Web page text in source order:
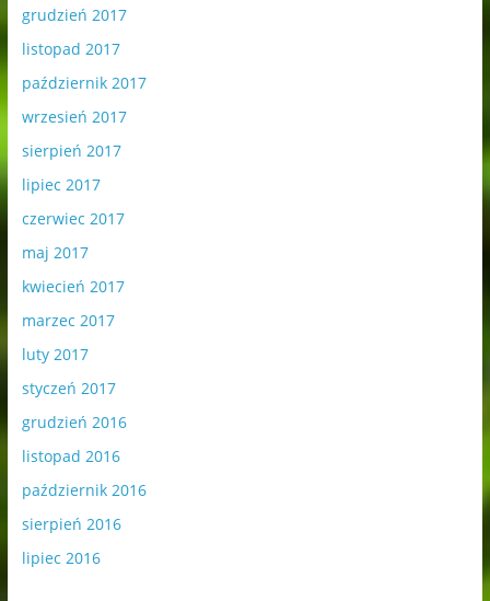
grudzień 2017
listopad 2017
październik 2017
wrzesień 2017
sierpień 2017
lipiec 2017
czerwiec 2017
maj 2017
kwiecień 2017
marzec 2017
luty 2017
styczeń 2017
grudzień 2016
listopad 2016
październik 2016
sierpień 2016
lipiec 2016